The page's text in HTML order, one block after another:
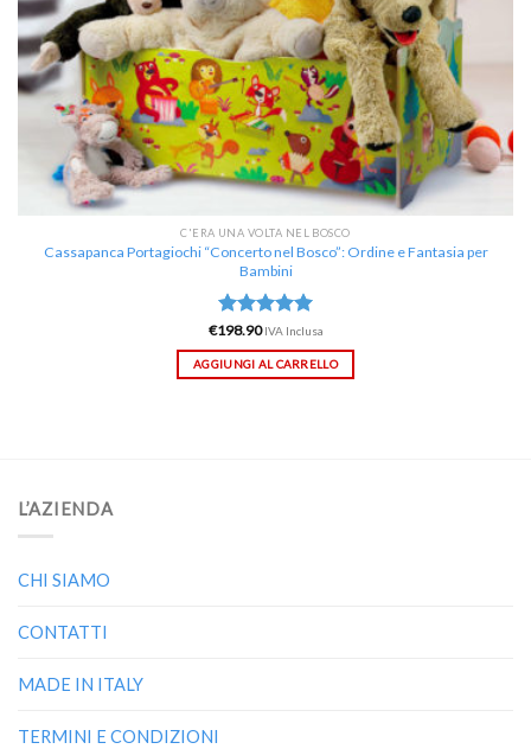
C'ERA UNA VOLTA NEL BOSCO
Cassapanca Portagiochi “Concerto nel Bosco”: Ordine e Fantasia per
Bambini
Valutato
5.00su 5
€198.90 IVA Inclusa
AGGIUNGI AL CARRELLO
L’AZIENDA
CHI SIAMO
CONTATTI
MADE IN ITALY
TERMINI E CONDIZIONI